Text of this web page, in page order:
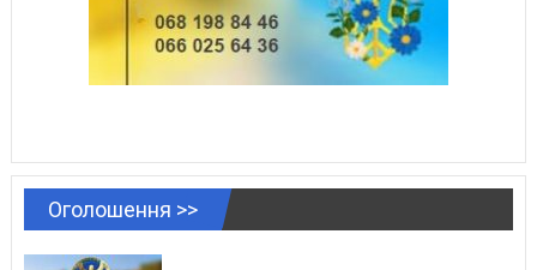
Оголошення >>